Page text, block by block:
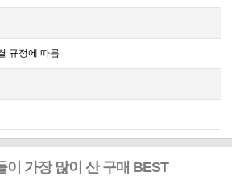
규정에 따름
이 가장 많이 산 구매 BEST